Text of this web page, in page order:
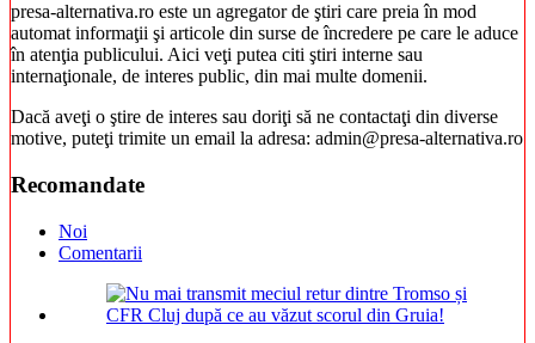
presa-alternativa.ro este un agregator de ştiri care preia în mod
automat informaţii şi articole din surse de încredere pe care le aduce
în atenţia publicului. Aici veţi putea citi ştiri interne sau
internaţionale, de interes public, din mai multe domenii.
Dacă aveţi o ştire de interes sau doriţi să ne contactaţi din diverse
motive, puteţi trimite un email la adresa: admin@presa-alternativa.ro
Recomandate
Noi
Comentarii